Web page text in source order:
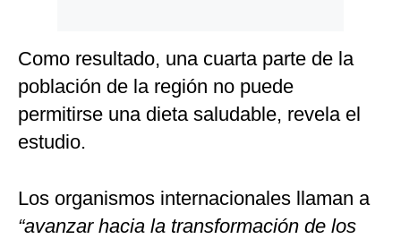
Como resultado, una cuarta parte de la
población de la región no puede
permitirse una dieta saludable, revela el
estudio.
Los organismos internacionales llaman a
“avanzar hacia la transformación de los